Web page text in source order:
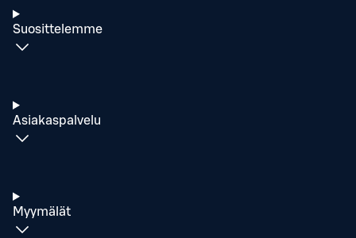
Suosittelemme
Asiakaspalvelu
Myymälät